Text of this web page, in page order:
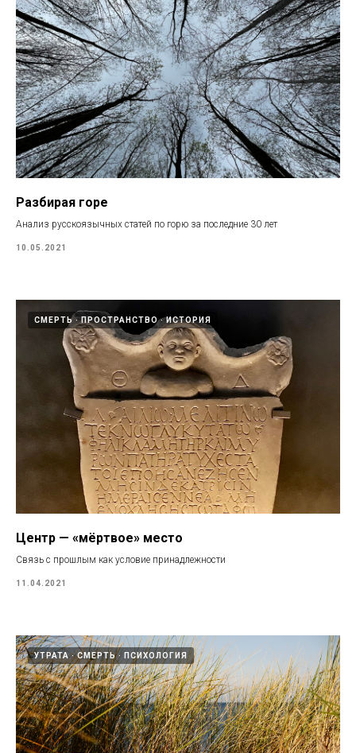
Разбирая горе
Анализ русскоязычных статей по горю за последние 30 лет
10.05.2021
СМЕРТЬ ПРОСТРАНСТВО ИСТОРИЯ
Центр — «мёртвое» место
Связь с прошлым как условие принадлежности
11.04.2021
УТРАТА СМЕРТЬ ПСИХОЛОГИЯ